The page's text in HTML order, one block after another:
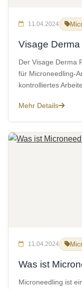
11.04.2024
Visage
Der Visage Derma
für Microneedling-
kontrolliertes
Mehr Details
11.04.2024
Was ist
Microneedling ist